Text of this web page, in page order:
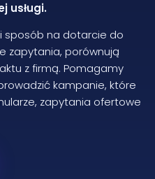
usługi.
sposób na dotarcie do
zapytania, porównują
z firmą. Pomagamy
kampanie, które
zapytania ofertowe